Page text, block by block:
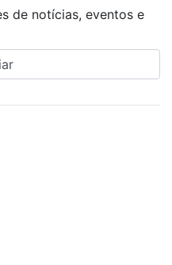
de notícias, eventos e